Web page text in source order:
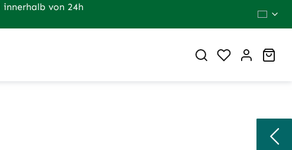
innerhalb von 24h
Du hast 0